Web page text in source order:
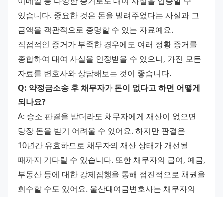
있습니다. 중요한 것은 돈을 빌려주었다는 사실과 그
금액을 객관적으로 증명할 수 있는 자료예요.
직접적인 증거가 부족한 경우에도 여러 정황 증거를
종합하여 대여 사실을 인정받을 수 있으니, 가진 모든
자료를 변호사와 상담해보는 것이 좋습니다.
Q: 약정금소송 후 채무자가 돈이 없다고 하면 어떻게
되나요?
A: 승소 판결을 받더라도 채무자에게 재산이 없으면
당장 돈을 받기 어려울 수 있어요. 하지만 판결은
10년간 유효하므로 채무자의 재산 상태가 개선될
때까지 기다릴 수 있습니다. 또한 채무자의 급여, 예금,
부동산 등에 대한 강제집행을 통해 점진적으로 채권을
회수할 수도 있어요. 울산대여금변호사는 채무자의